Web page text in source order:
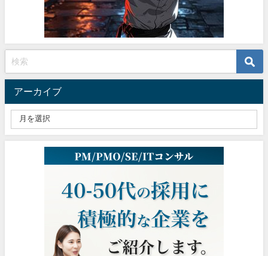
アーカイブ